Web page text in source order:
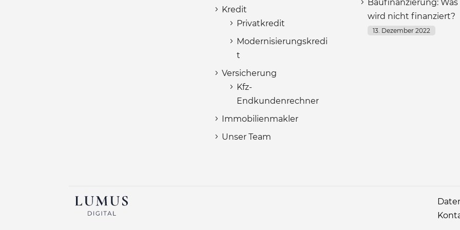
Kredit
Privatkredit
Modernisierungskredi
t
Versicherung
Kfz-
Endkundenrechner
Immobilienmakler
Unser Team
Baufinanzierung: Was
wird nicht finanziert?
13. Dezember 2022